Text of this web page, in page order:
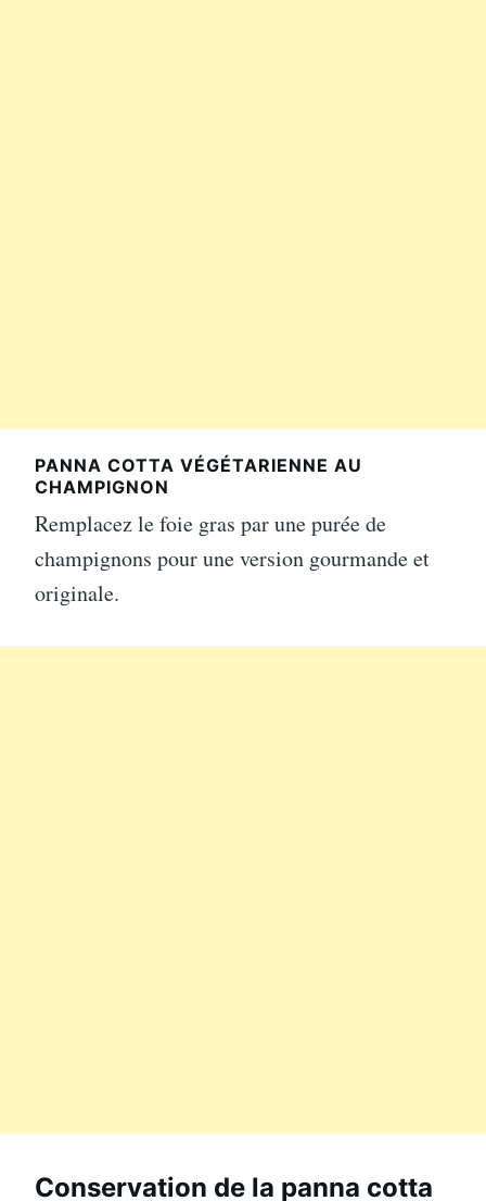
PANNA COTTA VÉGÉTARIENNE AU
CHAMPIGNON
Remplacez le foie gras par une purée de
champignons pour une version gourmande et
originale.
Conservation de la panna cotta